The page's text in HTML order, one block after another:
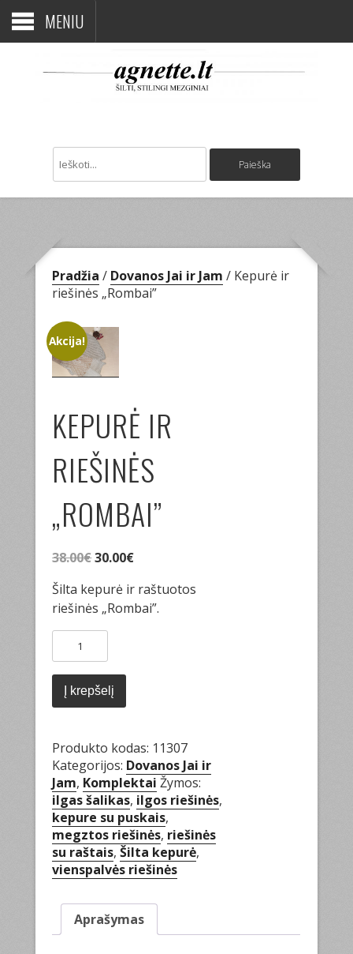
MENIU
Pradžia / Dovanos Jai ir Jam / Kepurė ir
riešinės „Rombai”
Akcija!
KEPURĖ IR
RIEŠINĖS
„ROMBAI”
38.00€Original
was:
38.00€.
30.00€Current
is:
30.00€.
Šilta kepurė ir raštuotos
riešinės „Rombai”.
kiekis:
Kepurė
riešinės
Į krepšelį
Produkto kodas: 11307
Kategorijos: Dovanos Jai ir
Jam, Komplektai Žymos:
ilgas šalikas, ilgos riešinės,
kepure su puskais,
megztos riešinės, riešinės
su raštais,Šilta kepurė,
vienspalvės riešinės
Aprašymas